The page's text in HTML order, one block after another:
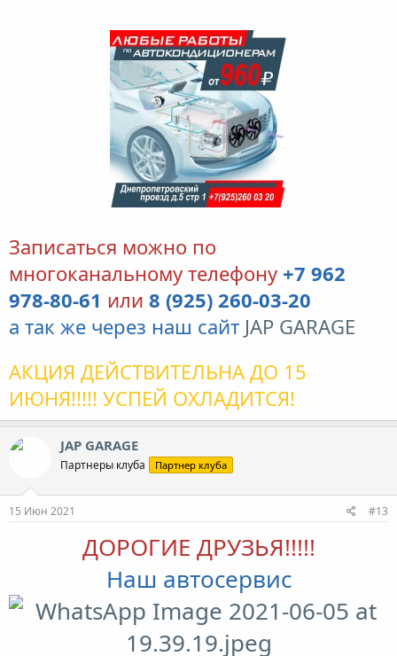
Записаться можно по
многоканальному телефону +7 962
978-80-61 или 8 (925) 260-03-20
а так же через наш сайт JAP GARAGE
АКЦИЯ ДЕЙСТВИТЕЛЬНА ДО 15
ИЮНЯ!!!!! УСПЕЙ ОХЛАДИТСЯ!
JAP GARAGE
Партнеры клуба Партнер клуба
15 Июн 2021 #13
ДОРОГИЕ ДРУЗЬЯ!!!!!
Наш автосервис